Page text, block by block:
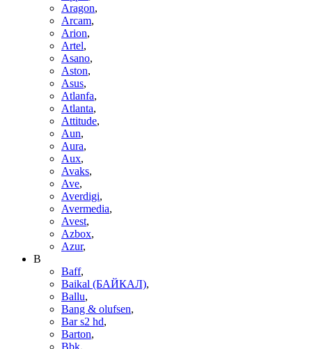
Aragon,
Arcam,
Arion,
Artel,
Asano,
Aston,
Asus,
Atlanfa,
Atlanta,
Attitude,
Aun,
Aura,
Aux,
Avaks,
Ave,
Averdigi,
Avermedia,
Avest,
Azbox,
Azur,
B
Baff,
Baikal (БАЙКАЛ),
Ballu,
Bang & olufsen,
Bar s2 hd,
Barton,
Bbk,